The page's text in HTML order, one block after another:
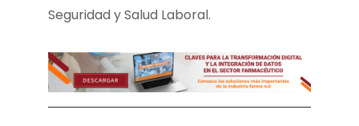
Seguridad y Salud Laboral.